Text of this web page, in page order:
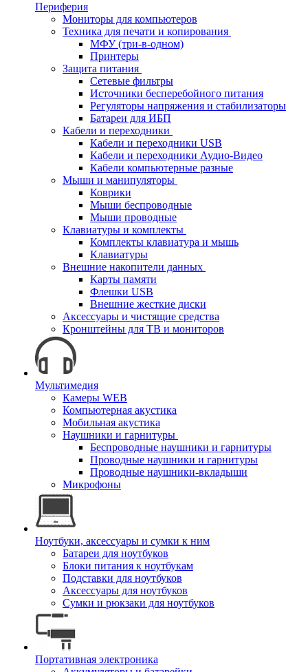
Периферия
Мониторы для компьютеров
Техника для печати и копирования
МФУ (три-в-одном)
Принтеры
Защита питания
Сетевые фильтры
Источники бесперебойного питания
Регуляторы напряжения и стабилизаторы
Батареи для ИБП
Кабели и переходники
Кабели и переходники USB
Кабели и переходники Аудио-Видео
Кабели компьютерные разные
Мыши и манипуляторы
Коврики
Мыши беспроводные
Мыши проводные
Клавиатуры и комплекты
Комплекты клавиатура и мышь
Клавиатуры
Внешние накопители данных
Карты памяти
Флешки USB
Внешние жесткие диски
Аксессуары и чистящие средства
Кронштейны для ТВ и мониторов
Мультимедия
Камеры WEB
Компьютерная акустика
Мобильная акустика
Наушники и гарнитуры
Беспроводные наушники и гарнитуры
Проводные наушники и гарнитуры
Проводные наушники-вкладыши
Микрофоны
Ноутбуки, аксессуары и сумки к ним
Батареи для ноутбуков
Блоки питания к ноутбукам
Подставки для ноутбуков
Аксессуары для ноутбуков
Сумки и рюкзаки для ноутбуков
Портативная электроника